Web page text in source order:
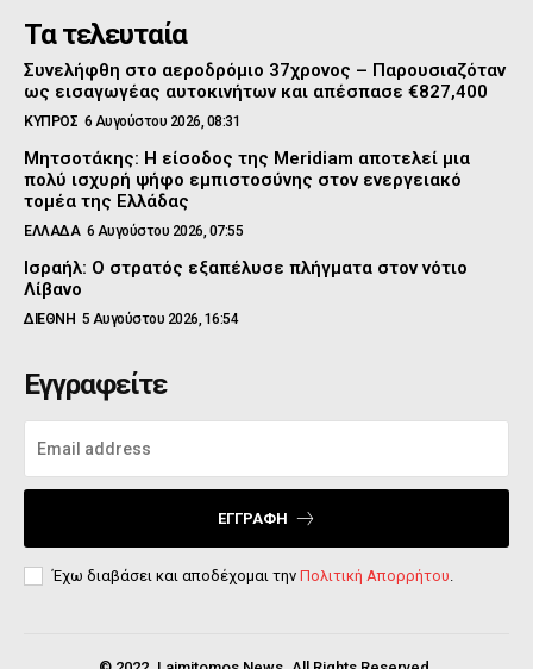
Τα τελευταία
Συνελήφθη στο αεροδρόμιο 37χρονος – Παρουσιαζόταν
ως εισαγωγέας αυτοκινήτων και απέσπασε €827,400
ΚΥΠΡΟΣ 6 Αυγούστου 2026, 08:31
Μητσοτάκης: Η είσοδος της Meridiam αποτελεί μια
πολύ ισχυρή ψήφο εμπιστοσύνης στον ενεργειακό
τομέα της Ελλάδας
ΕΛΛΑΔΑ 6 Αυγούστου 2026, 07:55
Ισραήλ: Ο στρατός εξαπέλυσε πλήγματα στον νότιο
Λίβανο
ΔΙΕΘΝΗ 5 Αυγούστου 2026, 16:54
Εγγραφείτε
ΕΓΓΡΑΦΉ
Έχω διαβάσει και αποδέχομαι την Πολιτική Απορρήτου